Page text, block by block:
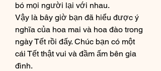
bó mọi người lại với nhau.
Vậy là bây giờ bạn đã hiểu được ý
nghĩa của hoa mai và hoa đào trong
ngày Tết rồi đấy. Chúc bạn có một
cái Tết thật vui và đầm ấm bên gia
đình.